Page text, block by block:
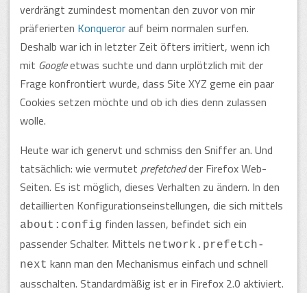
verdrängt zumindest momentan den zuvor von mir
präferierten Konquerorauf beim normalen surfen.
Deshalb war ich in letzter Zeit öfters irritiert, wenn ich
mit Googleetwas suchte und dann urplötzlich mit der
Frage konfrontiert wurde, dass Site XYZ gerne ein paar
Cookies setzen möchte und ob ich dies denn zulassen
wolle.
Heute war ich genervt und schmiss den Sniffer an. Und
tatsächlich: wie vermutet prefetchedder Firefox Web-
Seiten. Es ist möglich, dieses Verhalten zu ändern. In den
detaillierten Konfigurationseinstellungen, die sich mittels
about:config finden lassen, befindet sich ein
passender Schalter. Mittels network.prefetch-
next kann man den Mechanismus einfach und schnell
ausschalten. Standardmäßig ist er in Firefox 2.0 aktiviert.